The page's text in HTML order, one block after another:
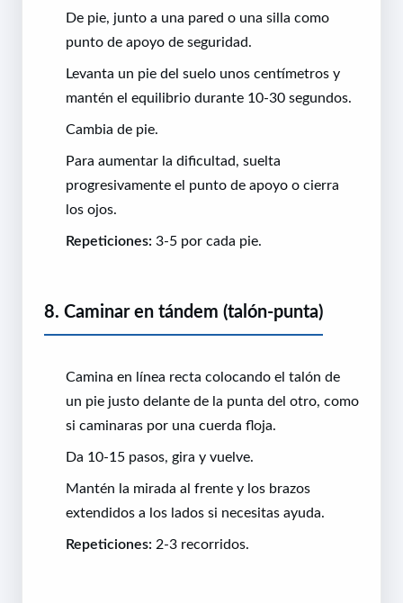
De pie, junto a una pared o una silla como
punto de apoyo de seguridad.
Levanta un pie del suelo unos centímetros y
mantén el equilibrio durante 10-30 segundos.
Cambia de pie.
Para aumentar la dificultad, suelta
progresivamente el punto de apoyo o cierra
los ojos.
Repeticiones: 3-5 por cada pie.
8. Caminar en tándem (talón-punta)
Camina en línea recta colocando el talón de
un pie justo delante de la punta del otro, como
si caminaras por una cuerda floja.
Da 10-15 pasos, gira y vuelve.
Mantén la mirada al frente y los brazos
extendidos a los lados si necesitas ayuda.
Repeticiones: 2-3 recorridos.